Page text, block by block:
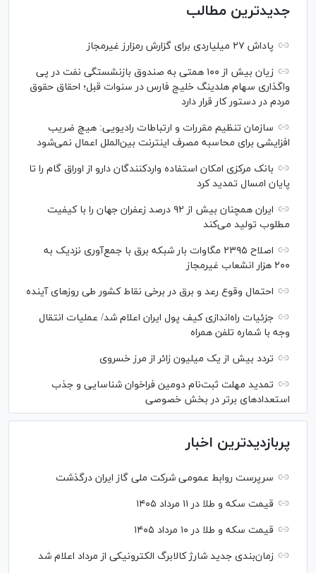
جدیدترین مطالب
پاداش ۲۷ میلیاردی برای گزارش رمزارز غیرمجاز
زیان بیش از ۱۰۰ همتی به صندوق بازنشستگی نفت در پی
واگذاری سهام هلدینگ خلیج فارس در سنوات قبل؛ احقاق حقوق
مردم در دستور کار قرار دارد
سازمان تنظیم مقررات و ارتباطات رادیویی: هیچ ضریب
افزایشی برای محاسبه مصرف اینترنت بین‌الملل اعمال نمی‌شود
بانک مرکزی امکان استفاده واردکنندگان دارو از اوراق گام را تا
پایان امسال تمدید کرد
ایران همچنان بیش از ۹۲ درصد زعفران جهان را با کیفیت
مطلوب تولید می‌کند
اصلاح ۲۳۹۵ مگاوات بار شبکه برق با جمع‌آوری نزدیک به
۲۰۰ هزار انشعاب غیرمجاز
احتمال وقوع رعد و برق در برخی نقاط کشور طی روز‌های آینده
جزئیات راه‌اندازی کیف پول ایران اعلام شد/ عملیات انتقال
وجه با شماره تلفن همراه
تردد بیش از یک میلیون زائر از مرز خسروی
تمدید مهلت ثبت‌نام دومین فراخوان شناسایی و جذب
استعداد‌های برتر در بخش خصوصی
پربازدیدترین اخبار
سرپرست روابط عمومی شرکت ملی گاز ایران درگذشت
قیمت سکه و طلا در ۱۱ مرداد ۱۴۰۵
قیمت سکه و طلا در ۱۰ مرداد ۱۴۰۵
زمان‌بندی جدید شارژ کالابرگ الکترونیکی از مرداد اعلام شد